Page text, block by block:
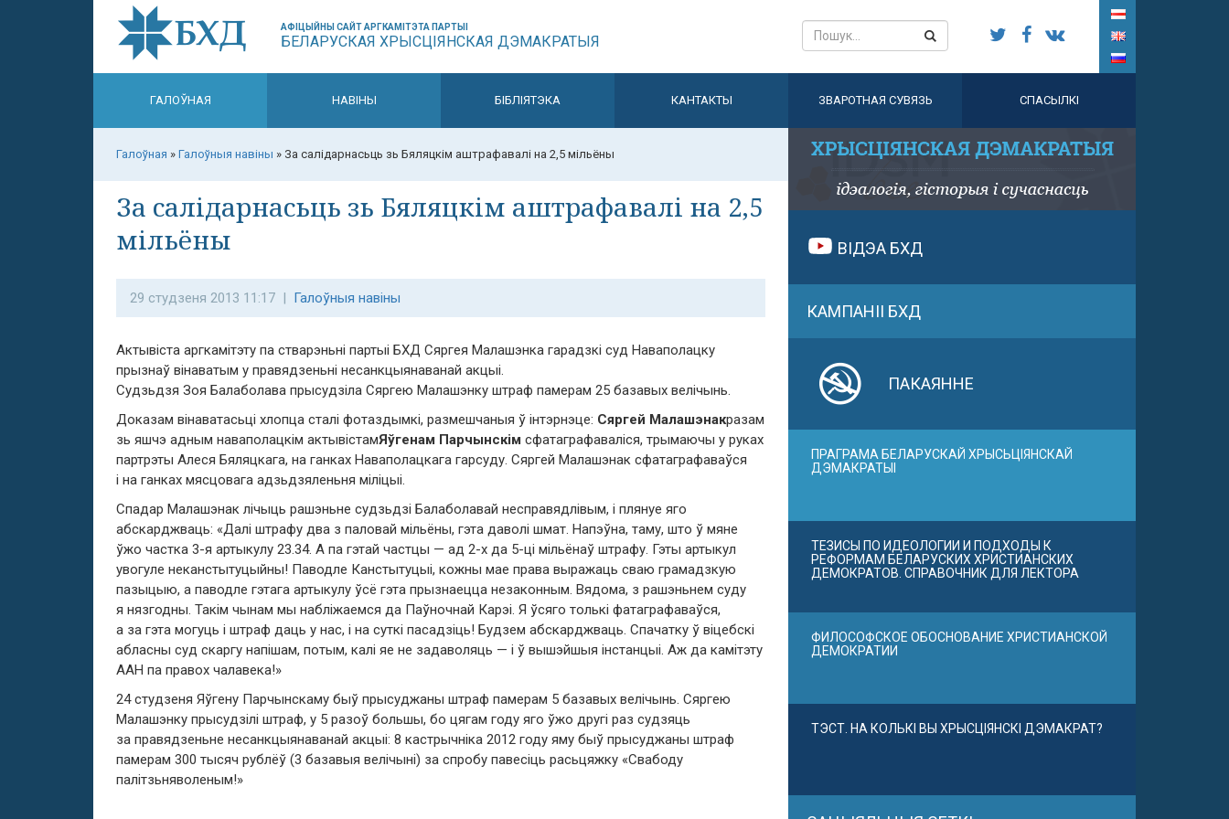
АФІЦЫЙНЫ САЙТ АРГКАМІТЭТА ПАРТЫІ
БЕЛАРУСКАЯ ХРЫСЦІЯНСКАЯ ДЭМАКРАТЫЯ
ГАЛОЎНАЯ НАВІНЫ БІБЛІЯТЭКА КАНТАКТЫ ЗВАРОТНАЯ СУВЯЗЬ СПАСЫЛКІ
Галоўная » Галоўныя навіны » За салідарнасьць зь Бяляцкім аштрафавалі на 2,5 мільёны
За салідарнасьць зь Бяляцкім аштрафавалі на 2,5
мільёны
29 студзеня 2013 11:17 | Галоўныя навіны
Актывіста аргкамітэту па стварэньні партыі БХД Сяргея Малашэнка гарадзкі суд Наваполацку
прызнаў вінаватым у правядзеньні несанкцыянаванай акцыі.
Судзьдзя Зоя Балаболава прысудзіла Сяргею Малашэнку штраф памерам 25 базавых велічынь.
Доказам вінаватасьці хлопца сталі фотаздымкі, размешчаныя ў інтэрнэце: Сяргей Малашэнакразам
зь яшчэ адным наваполацкім актывістамЯўгенам Парчынскім сфатаграфаваліся, трымаючы у руках
партрэты Алеся Бяляцкага, на ганках Наваполацкага гарсуду. Сяргей Малашэнак сфатаграфаваўся
і на ганках мясцовага адзьдзяленьня міліцыі.
Спадар Малашэнак лічыць рашэньне судзьдзі Балаболавай несправядлівым, і плянуе яго
абскарджваць: «Далі штрафу два з паловай мільёны, гэта даволі шмат. Напэўна, таму, што ў мяне
ўжо частка 3-я артыкулу 23.34. А па гэтай частцы — ад 2-х да 5-ці мільёнаў штрафу. Гэты артыкул
увогуле неканстытуцыйны! Паводле Канстытуцыі, кожны мае права выражаць сваю грамадзкую
пазыцыю, а паводле гэтага артыкулу ўсё гэта прызнаецца незаконным. Вядома, з рашэньнем суду
я нязгодны. Такім чынам мы набліжаемся да Паўночнай Карэі. Я ўсяго толькі фатаграфаваўся,
а за гэта могуць і штраф даць у нас, і на суткі пасадзіць! Будзем абскарджваць. Спачатку ў віцебскі
абласны суд скаргу напішам, потым, калі яе не задаволяць — і ў вышэйшыя інстанцыі. Аж да камітэту
ААН па правох чалавека!»
24 студзеня Яўгену Парчынскаму быў прысуджаны штраф памерам 5 базавых велічынь. Сяргею
Малашэнку прысудзілі штраф, у 5 разоў большы, бо цягам году яго ўжо другі раз судзяць
за правядзеньне несанкцыянаванай акцыі: 8 кастрычніка 2012 году яму быў прысуджаны штраф
памерам 300 тысяч рублёў (3 базавыя велічыні) за спробу павесіць расьцяжку «Свабоду
палітзьняволеным!»
ВІДЭА БХД
КАМПАНІІ БХД
ПАКАЯННЕ
ПРАГРАМА БЕЛАРУСКАЙ ХРЫСЬЦІЯНСКАЙ
ДЭМАКРАТЫІ
ТЕЗИСЫ ПО ИДЕОЛОГИИ И ПОДХОДЫ К
РЕФОРМАМ БЕЛАРУСКИХ ХРИСТИАНСКИХ
ДЕМОКРАТОВ. СПРАВОЧНИК ДЛЯ ЛЕКТОРА
ФИЛОСОФСКОЕ ОБОСНОВАНИЕ ХРИСТИАНСКОЙ
ДЕМОКРАТИИ
ТЭСТ. НА КОЛЬКІ ВЫ ХРЫСЦІЯНСКІ ДЭМАКРАТ?